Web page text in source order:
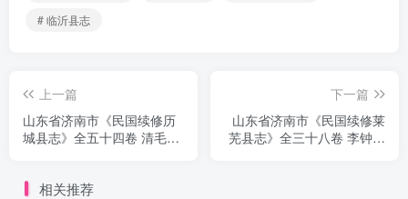
# 临沂县志
上一篇
山东省济南市《民国续修历
城县志》全五十四卷 清毛承
下一篇
山东省济南市《民国续修莱
芜县志》全三十八卷 李钟豫
相关推荐